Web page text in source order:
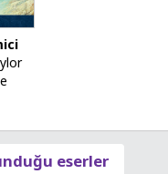
eserler